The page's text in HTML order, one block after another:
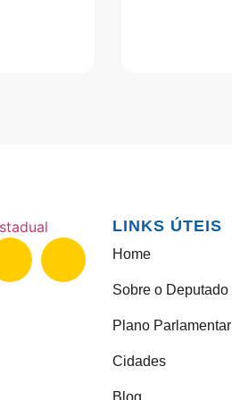
LINKS ÚTEIS
Home
Sobre o Deputado
Plano Parlamentar
Cidades